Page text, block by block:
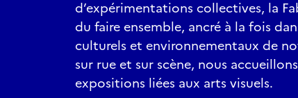
d’expérimentations collectives, la
du faire ensemble, ancré à la fois
culturels et environnementaux de
sur rue et sur scène, nous
expositions liées aux arts visuels.